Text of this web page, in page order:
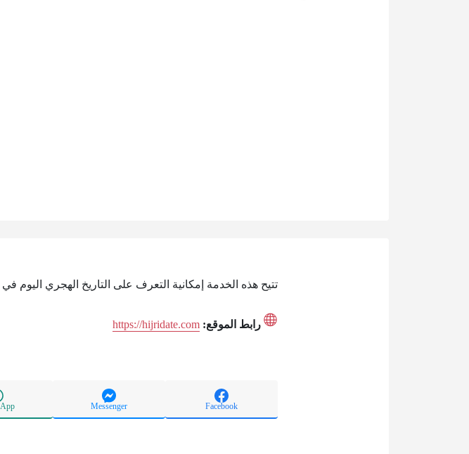
تتيح هذه الخدمة إمكانية التعرف على التاريخ الهجري اليوم
رابط الموقع: https://hijridate.com
Facebook
Messenger